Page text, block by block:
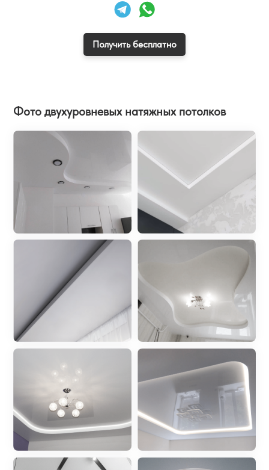
Получить бесплатно
Фото двухуровневых натяжных потолков